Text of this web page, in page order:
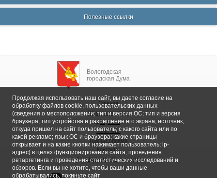
Полезные ссылки
Вологодская
городская Дума
Главная
Общие сведения
Депутаты
Комитеты
График приема
Контакты
Депутатские объединения
Продолжая использовать наш сайт, вы даете согласие на
обработку файлов cookie, пользовательских данных
(сведения о местоположении; тип и версия ОС; тип и версия
браузера; тип устройства и разрешение его экрана; источник,
откуда пришел на сайт пользователь; с какого сайта или по
какой рекламе; язык ОС и браузера; какие страницы
открывает и на какие кнопки нажимает пользователь; ip-
адрес) в целях функционирования сайта, проведения
ретаргетинга и проведения статистических исследований и
обзоров. Если вы не хотите, чтобы ваши данные
обрабатывались, покиньте сайт